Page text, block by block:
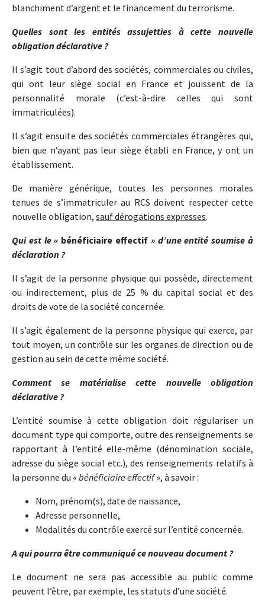
blanchiment d’argent et le financement du terrorisme.
Quelles sont les entités assujetties à cette nouvelle
obligation déclarative ?
Il s’agit tout d’abord des sociétés, commerciales ou civiles,
qui ont leur siège social en France et jouissent de la
personnalité morale (c’est-à-dire celles qui sont
immatriculées).
Il s’agit ensuite des sociétés commerciales étrangères qui,
bien que n’ayant pas leur siège établi en France, y ont un
établissement.
De manière générique, toutes les personnes morales
tenues de s’immatriculer au RCS doivent respecter cette
nouvelle obligation, sauf dérogations expresses.
Qui est le « bénéficiaire effectif » d’une entité soumise à
déclaration ?
Il s’agit de la personne physique qui possède, directement
ou indirectement, plus de 25 % du capital social et des
droits de vote de la société concernée.
Il s’agit également de la personne physique qui exerce, par
tout moyen, un contrôle sur les organes de direction ou de
gestion au sein de cette même société.
Comment se matérialise cette nouvelle obligation
déclarative ?
L’entité soumise à cette obligation doit régulariser un
document type qui comporte, outre des renseignements se
rapportant à l’entité elle-même (dénomination sociale,
adresse du siège social etc.), des renseignements relatifs à
la personne du « bénéficiaire effectif», à savoir :
Nom, prénom(s), date de naissance,
Adresse personnelle,
Modalités du contrôle exercé sur l’entité concernée.
A qui pourra être communiqué ce nouveau document ?
Le document ne sera pas accessible au public comme
peuvent l’être, par exemple, les statuts d’une société.